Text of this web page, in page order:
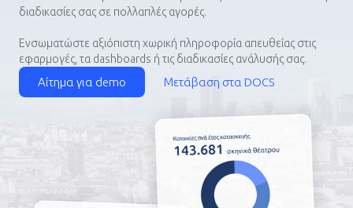
διαδικασίες σας σε πολλαπλές αγορές.
Ενσωματώστε αξιόπιστη χωρική πληροφορία απευθείας στις
εφαρμογές, τα dashboards ή τις διαδικασίες ανάλυσής σας.
Αίτημα για demo Μετάβαση στα DOCS